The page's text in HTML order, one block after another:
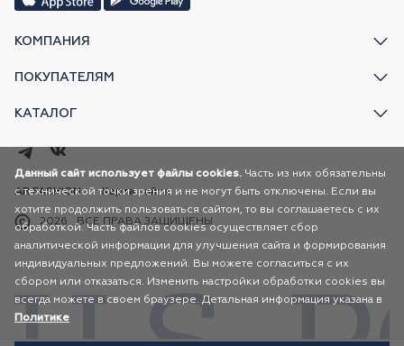
КОМПАНИЯ
ПОКУПАТЕЛЯМ
КАТАЛОГ
2026 ВСЕ ПРАВА ЗАЩИЩЕНЫ
AR FASHION Карта сайта
Данный сайт использует файлы cookies. Часть из них обязательны
с технической точки зрения и не могут быть отключены. Если вы
хотите продолжить пользоваться сайтом, то вы соглашаетесь с их
обработкой. Часть файлов cookies осуществляет сбор
аналитической информации для улучшения сайта и формирования
индивидуальных предложений. Вы можете согласиться с их
сбором или отказаться. Изменить настройки обработки cookies вы
всегда можете в своем браузере. Детальная информация указана в
Политике